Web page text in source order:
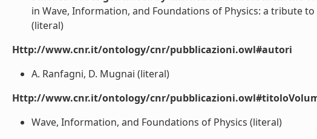
in Wave, Information, and Foundations of Physics: a tribute
(literal)
Http://www.cnr.it/ontology/cnr/pubblicazioni.owl#autori
A. Ranfagni, D. Mugnai (literal)
Http://www.cnr.it/ontology/cnr/
Wave, Information, and Foundations of Physics (literal)